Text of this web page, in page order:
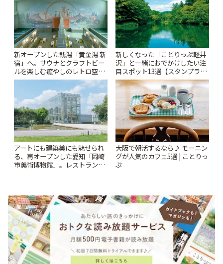
新オープンした銭湯「黄金湯 新
宿」へ。サウナとクラフトビー
ルを楽しむ癒やしのレトロ空間
| ことりっぷ
新しくなった「ことりっぷ軽井
沢」と一緒におでかけしたい注
目スポット13選【スタンプラリ
ー開催中】 | ことりっぷ
アートにも建築美にも魅せられ
る、再オープンした愛知「岡崎
市美術博物館」。レストランや
大阪で朝活するなら♪ モーニン
グが人気のカフェ5選 | ことりっ
ぷ